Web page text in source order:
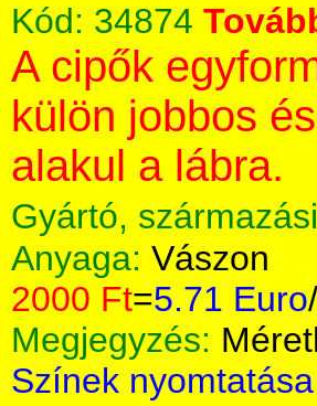
Kód: 34874
A cipők
külön jobbos
alakul a lábra.
Gyártó,
Anyaga: Vászon
2000 Ft=5.71 Euro
Megjegyzés:
Színek nyomtatása